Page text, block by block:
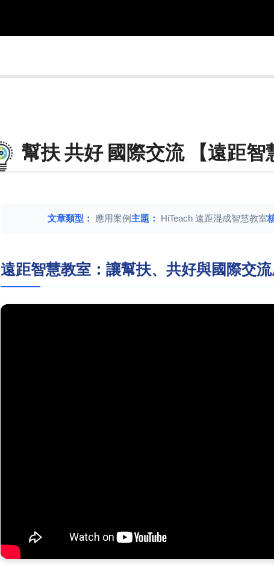
幫扶 共好 國際交流 【遠距
文章類型： 應用案例 主題： HiTeach 遠距混成智慧教室
遠距智慧教室：讓幫扶、共好與國際交